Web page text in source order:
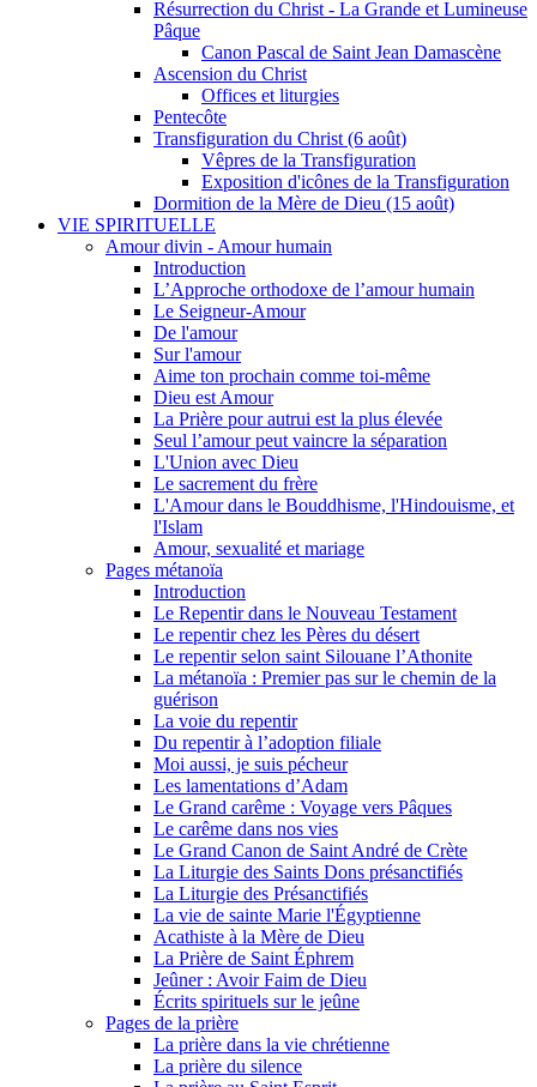
Résurrection du Christ - La Grande et Lumineuse
Pâque
Canon Pascal de Saint Jean Damascène
Ascension du Christ
Offices et liturgies
Pentecôte
Transfiguration du Christ (6 août)
Vêpres de la Transfiguration
Exposition d'icônes de la Transfiguration
Dormition de la Mère de Dieu (15 août)
VIE SPIRITUELLE
Amour divin - Amour humain
Introduction
L’Approche orthodoxe de l’amour humain
Le Seigneur-Amour
De l'amour
Sur l'amour
Aime ton prochain comme toi-même
Dieu est Amour
La Prière pour autrui est la plus élevée
Seul l’amour peut vaincre la séparation
L'Union avec Dieu
Le sacrement du frère
L'Amour dans le Bouddhisme, l'Hindouisme, et
l'Islam
Amour, sexualité et mariage
Pages métanoïa
Introduction
Le Repentir dans le Nouveau Testament
Le repentir chez les Pères du désert
Le repentir selon saint Silouane l’Athonite
La métanoïa : Premier pas sur le chemin de la
guérison
La voie du repentir
Du repentir à l’adoption filiale
Moi aussi, je suis pécheur
Les lamentations d’Adam
Le Grand carême : Voyage vers Pâques
Le carême dans nos vies
Le Grand Canon de Saint André de Crète
La Liturgie des Saints Dons présanctifiés
La Liturgie des Présanctifiés
La vie de sainte Marie l'Égyptienne
Acathiste à la Mère de Dieu
La Prière de Saint Éphrem
Jeûner : Avoir Faim de Dieu
Écrits spirituels sur le jeûne
Pages de la prière
La prière dans la vie chrétienne
La prière du silence